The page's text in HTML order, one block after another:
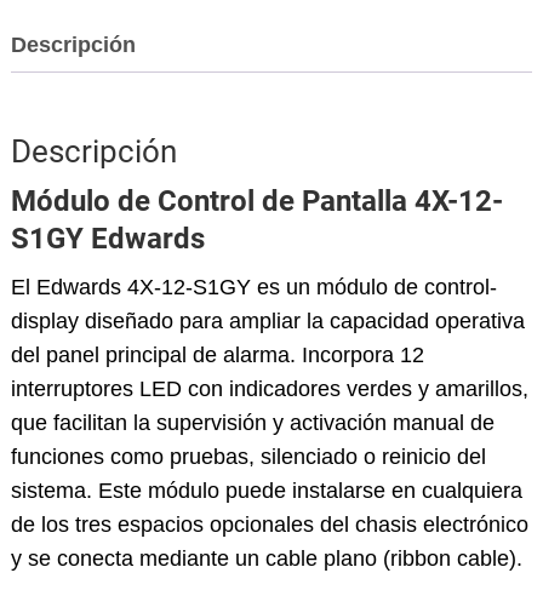
Descripción
Descripción
Módulo de Control de Pantalla 4X-12-
S1GY Edwards
El Edwards 4X-12-S1GY es un módulo de control-
display diseñado para ampliar la capacidad operativa
del panel principal de alarma. Incorpora 12
interruptores LED con indicadores verdes y amarillos,
que facilitan la supervisión y activación manual de
funciones como pruebas, silenciado o reinicio del
sistema. Este módulo puede instalarse en cualquiera
de los tres espacios opcionales del chasis electrónico
y se conecta mediante un cable plano (ribbon cable).